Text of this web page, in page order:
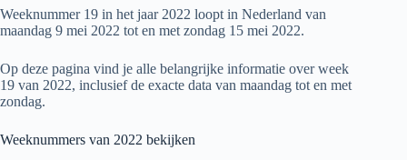
Weeknummer 19 in het jaar 2022 loopt in Nederland van
maandag 9 mei 2022 tot en met zondag 15 mei 2022.
Op deze pagina vind je alle belangrijke informatie over week
19 van 2022, inclusief de exacte data van maandag tot en met
zondag.
Weeknummers van 2022 bekijken